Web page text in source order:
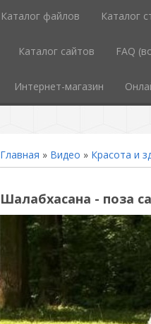
Каталог файлов Каталог
Каталог сайтов FAQ
Интернет-магазин
Главная » Видео » Красота и
Шалабхасана - поза